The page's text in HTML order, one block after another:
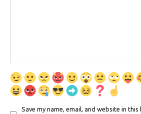
Save my name, email, and website in